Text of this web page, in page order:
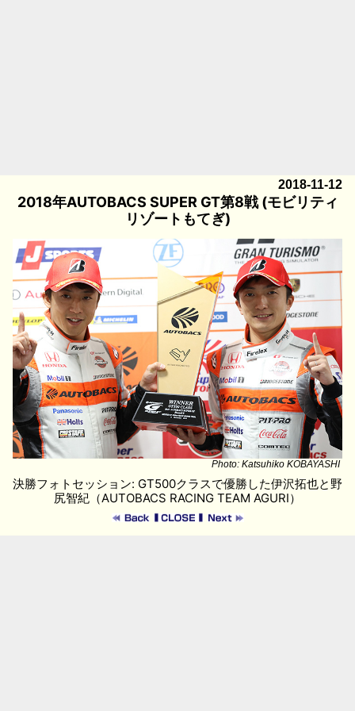
2018-11-12
2018年AUTOBACS SUPER GT第8戦 (モビリティ
リゾートもてぎ)
Photo: Katsuhiko KOBAYASHI
決勝フォトセッション: GT500クラスで優勝した伊沢拓也と野
尻智紀（AUTOBACS RACING TEAM AGURI）